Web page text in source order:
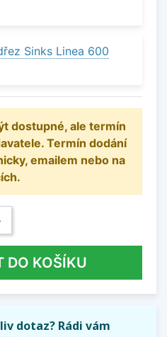
Sinks Linea 600
dostupné, ale termín
Termín dodání
emailem nebo na
DO KOŠÍKU
dotaz? Rádi vám